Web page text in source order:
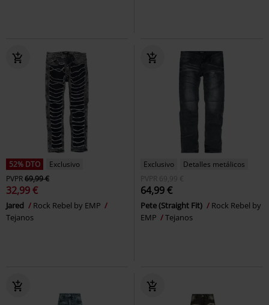
52% DTO
Exclusivo
PVPR69,99 €
32,99 €
Jared
Rock Rebel by EMP
Tejanos
Exclusivo
Detalles metálicos
PVPR 69,99 €
64,99 €
Pete (Straight Fit)
Rock Rebel by
EMP
Tejanos